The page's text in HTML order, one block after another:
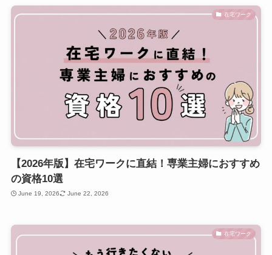
在宅ワーク
【2026年版】在宅ワークに直結！専業主婦におすすめ
の資格10選
June 19, 2026 June 22, 2026
在宅ワーク